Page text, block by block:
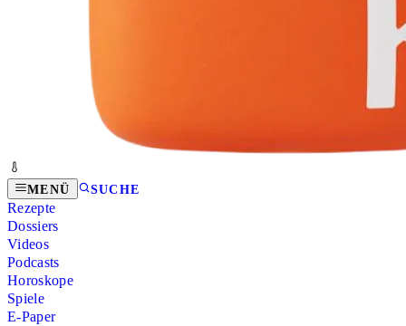
MENÜ SUCHE
Rezepte
Dossiers
Videos
Podcasts
Horoskope
Spiele
E-Paper